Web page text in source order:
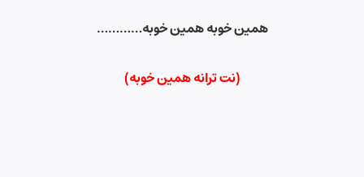
همین خوبه همین خوبه…………
(نت ترانه همین خوبه)